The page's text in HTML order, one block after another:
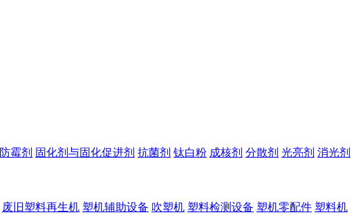
防霉剂 固化剂与固化促进剂 抗菌剂 钛白粉 成核剂 分散剂 光亮剂 消光剂
废旧塑料再生机 塑机辅助设备 吹塑机 塑料检测设备 塑机零配件 塑料机